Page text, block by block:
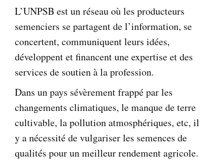
L’UNPSB est un réseau où les producteurs
semenciers se partagent de l’information, se
concertent, communiquent leurs idées,
développent et financent une expertise et des
services de soutien à la profession.
Dans un pays sévèrement frappé par les
changements climatiques, le manque de terre
cultivable, la pollution atmosphériques, etc, il
y a nécessité de vulgariser les semences de
qualités pour un meilleur rendement agricole.